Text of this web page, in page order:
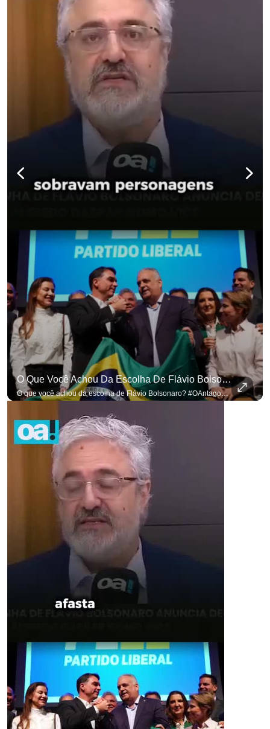
O Que Você Achou Da Escolha De Flávio Bolsonaro? #OAntagonista
O que você achou da escolha de Flávio Bolsonaro? #OAntagonista Se você busca informação com credibilidade, inscreva-se agora e ative o